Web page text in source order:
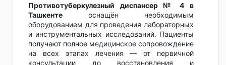
Противотуберкулезный диспансер № 4 в
Ташкенте оснащён необходимым
оборудованием для проведения лабораторных
и инструментальных исследований. Пациенты
получают полное медицинское сопровождение
на всех этапах лечения — от первичной
консультации до восстановления и